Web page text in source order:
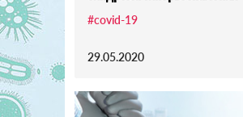
#covid-19
29.05.2020